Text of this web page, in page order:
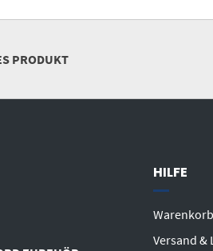
PRODUKT
HILFE
Warenkorb
Versand &